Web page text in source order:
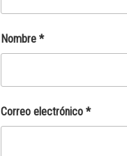
Nombre *
Correo electrónico *